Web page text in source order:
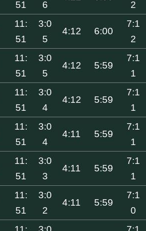
51
6
2
11:
51
3:0
5
4:12 6:00
7:1
2
11:
51
3:0
5
4:12 5:59
7:1
1
11:
51
3:0
4
4:12 5:59
7:1
1
11:
51
3:0
4
4:11 5:59
7:1
1
11:
51
3:0
3
4:11 5:59
7:1
1
11:
51
3:0
2
4:11 5:59
7:1
0